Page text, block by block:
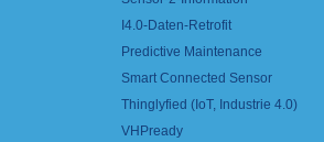
I4.0-Daten-Retrofit
Predictive Maintenance
Smart Connected Sensor
Thinglyfied (IoT, Industrie 4.0)
VHPready